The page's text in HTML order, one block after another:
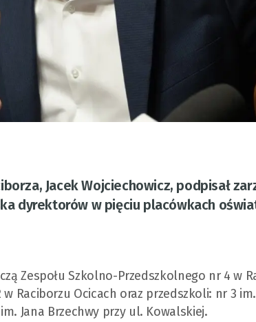
Jacek Wojciechowicz, podpisał
dyrektorów w pięciu placówkach
Zespołu Szkolno-Przedszkolnego nr 4 w
Raciborzu Ocicach oraz przedszkoli: nr 3
Jana Brzechwy przy ul. Kowalskiej.